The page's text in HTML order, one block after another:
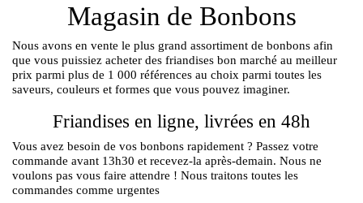
Magasin de Bonbons
Nous avons en vente le plus grand assortiment de bonbons afin
que vous puissiez acheter des friandises bon marché au meilleur
prix parmi plus de 1 000 références au choix parmi toutes les
saveurs, couleurs et formes que vous pouvez imaginer.
Friandises en ligne, livrées en 48h
Vous avez besoin de vos bonbons rapidement ? Passez votre
commande avant 13h30 et recevez-la après-demain. Nous ne
voulons pas vous faire attendre ! Nous traitons toutes les
commandes comme urgentes